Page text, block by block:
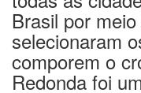
Brasil por
selecionaram
comporem o
Redonda foi